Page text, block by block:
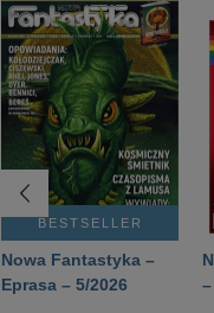
BESTSELLER
Nowa Fantastyka –
Eprasa – 5/2026